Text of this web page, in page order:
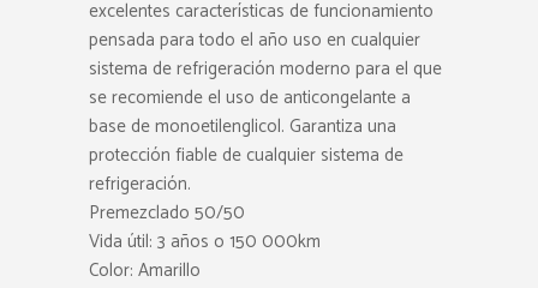
excelentes características de funcionamiento
pensada para todo el año uso en cualquier
sistema de refrigeración moderno para el que
se recomiende el uso de anticongelante a
base de monoetilenglicol. Garantiza una
protección fiable de cualquier sistema de
refrigeración.
Premezclado 50/50
Vida útil: 3 años o 150 000km
Color: Amarillo